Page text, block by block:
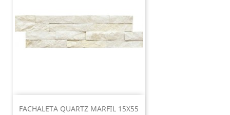
FACHALETA QUARTZ MARFIL 15X55